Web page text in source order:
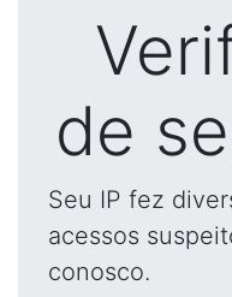
de
Seu IP fez
acessos
conosco.